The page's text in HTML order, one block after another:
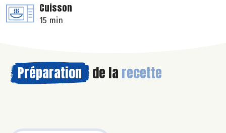
Cuisson
15 min
Préparation de la recette